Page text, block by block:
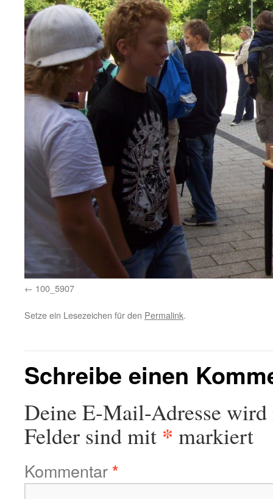
100_5907
Setze ein Lesezeichen für den Permalink.
Schreibe einen
Deine E-Mail-Adresse
Felder sind mit * markiert
Kommentar*